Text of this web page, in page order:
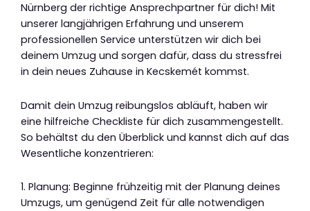
Nürnberg der richtige Ansprechpartner für dich! Mit
unserer langjährigen Erfahrung und unserem
professionellen Service unterstützen wir dich bei
deinem Umzug und sorgen dafür, dass du stressfrei
in dein neues Zuhause in Kecskemét kommst.
Damit dein Umzug reibungslos abläuft, haben wir
eine hilfreiche Checkliste für dich zusammengestellt.
So behältst du den Überblick und kannst dich auf das
Wesentliche konzentrieren:
1. Planung: Beginne frühzeitig mit der Planung deines
Umzugs, um genügend Zeit für alle notwendigen